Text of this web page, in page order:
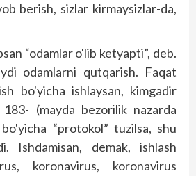
berish, sizlar kirmaysizlar-da,
“odamlar o'lib ketyapti”, deb.
odamlarni qutqarish. Faqat
bo'yicha ishlaysan, kimgadir
(mayda bezorilik nazarda
“protokol” tuzilsa, shu
Ishdamisan, demak, ishlash
koronavirus, koronavirus